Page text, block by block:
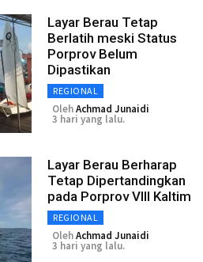
Layar Berau Tetap
Berlatih meski Status
Porprov Belum
Dipastikan
REGIONAL
OlehAchmad Junaidi
3 hari yang lalu.
Layar Berau Berharap
Tetap Dipertandingkan
pada Porprov VIII Kaltim
REGIONAL
OlehAchmad Junaidi
3 hari yang lalu.